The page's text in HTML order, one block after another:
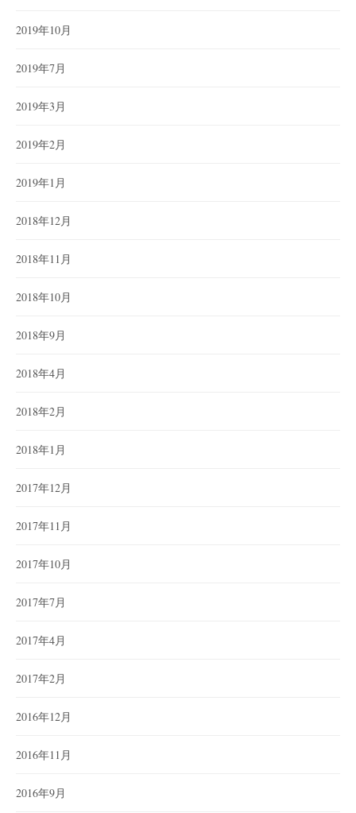
2019年10月
2019年7月
2019年3月
2019年2月
2019年1月
2018年12月
2018年11月
2018年10月
2018年9月
2018年4月
2018年2月
2018年1月
2017年12月
2017年11月
2017年10月
2017年7月
2017年4月
2017年2月
2016年12月
2016年11月
2016年9月